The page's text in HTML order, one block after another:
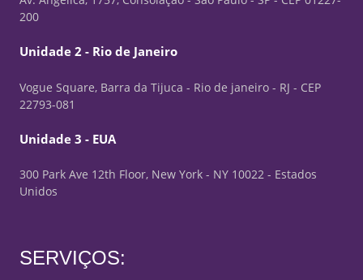
200
Unidade 2 - Rio de Janeiro
Vogue Square, Barra da Tijuca - Rio de janeiro - RJ - CEP
22793-081
Unidade 3 - EUA
300 Park Ave 12th Floor, New York - NY 10022 - Estados
Unidos
SERVIÇOS: